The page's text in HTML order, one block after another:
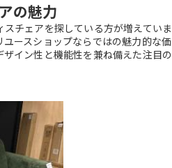
の魅力
チェアを探している方が増えていま
ースショップならではの魅力的な価
イン性と機能性を兼ね備えた注目の